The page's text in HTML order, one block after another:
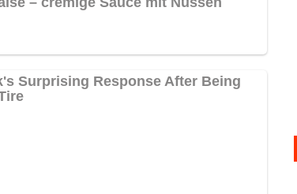
und Geflügelfonds ablöschen, gut
dein Wissen jetzt!